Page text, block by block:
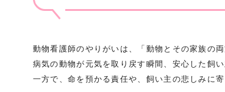
動物看護師のやりがいは、「動物とその家族の
病気の動物が元気を取り戻す瞬間、安心した飼
一方で、命を預かる責任や、飼い主の悲しみに